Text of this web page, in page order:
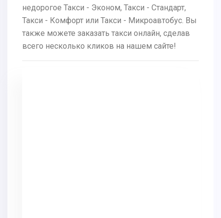
недорогое Такси - Эконом, Такси - Стандарт,
Такси - Комфорт или Такси - Микроавтобус. Вы
также можете заказать такси онлайн, сделав
всего несколько кликов на нашем сайте!